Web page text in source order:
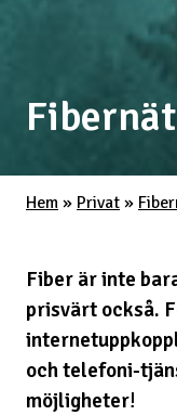
Hem » Privat »
Fiber är inte
prisvärt också.
och telefoni-
möjligheter!